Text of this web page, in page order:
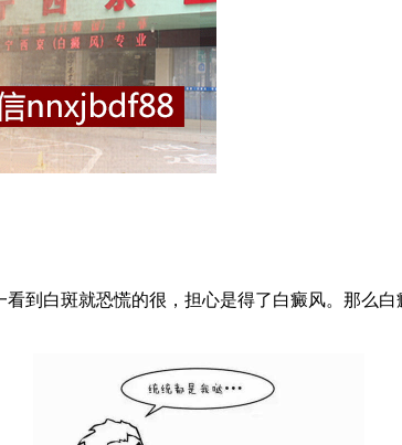
白斑就恐慌的很，担心是得了白癜风。那么白